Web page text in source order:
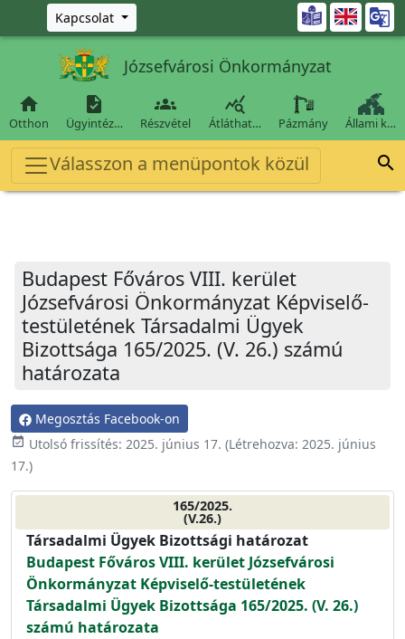
Ugrás a fő tartalomra
Kapcsolat 
Józsefvárosi Önkormányzat

Otthon

Ügyintéz…

Részvétel

Átláthat… Pázmány Állami k…
Válasszon a menüpontok közül 
Budapest Főváros VIII. kerület
Józsefvárosi Önkormányzat Képviselő-
testületének Társadalmi Ügyek
Bizottsága 165/2025. (V. 26.) számú
határozata
Megosztás Facebook-on
event_available Utolsó frissítés: 2025. június 17. (Létrehozva: 2025. június
17.)
165/2025.
(V.26.)
Társadalmi Ügyek Bizottsági határozat
Budapest Főváros VIII. kerület Józsefvárosi
Önkormányzat Képviselő-testületének
Társadalmi Ügyek Bizottsága 165/2025. (V. 26.)
számú határozata